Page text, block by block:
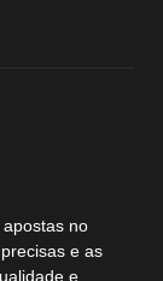
no
e as
e